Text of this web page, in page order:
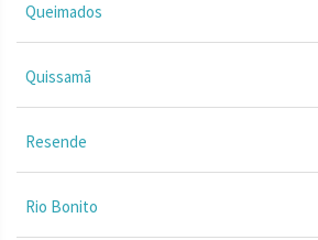
Queimados
Quissamã
Resende
Rio Bonito